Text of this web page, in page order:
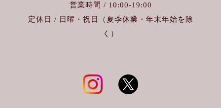
営業時間 / 10:00-19:00
定休日 / 日曜・祝日（夏季休業・年末年始を除
く）